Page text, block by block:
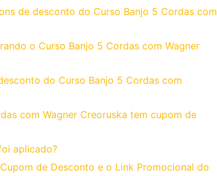
de desconto do Curso Banjo 5 Cordas com
o Curso Banjo 5 Cordas com Wagner
do Curso Banjo 5 Cordas com
com Wagner Creoruska tem cupom de
aplicado?
de Desconto e o Link Promocional do